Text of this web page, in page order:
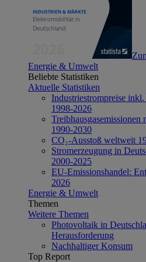
Energie & Umwelt
Beliebte Statistiken
Aktuelle Statistiken
Industriestrompreise
1998-2026
Treibhausgasemissionen
1990-2030
CO₂-Ausstoß weltweit
Stromerzeugung in
2000-2025
EU-Emissionshandel:
2026
Energie & Umwelt
Themen
Weitere Themen
Photovoltaik in
Herausforderung
Nachhaltiger Konsum
Top Report